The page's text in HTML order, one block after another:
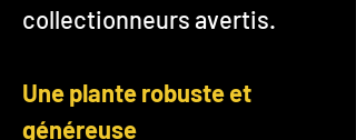
collectionneurs avertis.
Une plante robuste et
généreuse